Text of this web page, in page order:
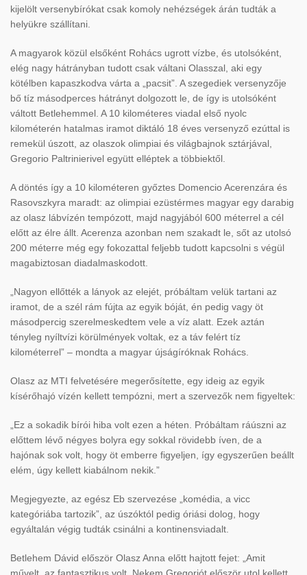
kijelölt versenybírókat csak komoly nehézségek árán tudták a
helyükre szállítani.
A magyarok közül elsőként Rohács ugrott vízbe, és utolsóként,
elég nagy hátrányban tudott csak váltani Olasszal, aki egy
kötélben kapaszkodva várta a „pacsit”. A szegediek versenyzője
bő tíz másodperces hátrányt dolgozott le, de így is utolsóként
váltott Betlehemmel. A 10 kilométeres viadal első nyolc
kilométerén hatalmas iramot diktáló 18 éves versenyző ezúttal is
remekül úszott, az olaszok olimpiai és világbajnok sztárjával,
Gregorio Paltrinierivel együtt elléptek a többiektől.
A döntés így a 10 kilométeren győztes Domencio Acerenzára és
Rasovszkyra maradt: az olimpiai ezüstérmes magyar egy darabig
az olasz lábvízén tempózott, majd nagyjából 600 méterrel a cél
előtt az élre állt. Acerenza azonban nem szakadt le, sőt az utolsó
200 méterre még egy fokozattal feljebb tudott kapcsolni s végül
magabiztosan diadalmaskodott.
„Nagyon ellőtték a lányok az elejét, próbáltam velük tartani az
iramot, de a szél rám fújta az egyik bóját, én pedig vagy öt
másodpercig szerelmeskedtem vele a víz alatt. Ezek aztán
tényleg nyíltvízi körülmények voltak, ez a táv felért tíz
kilométerrel” – mondta a magyar újságíróknak Rohács.
Olasz az MTI felvetésére megerősítette, egy ideig az egyik
kísérőhajó vízén kellett tempózni, mert a szervezők nem figyeltek:
„Ez a sokadik bírói hiba volt ezen a héten. Próbáltam ráúszni az
előttem lévő négyes bolyra egy sokkal rövidebb íven, de a
hajónak sok volt, hogy öt emberre figyeljen, így egyszerűen beállt
elém, úgy kellett kiabálnom nekik.”
Megjegyezte, az egész Eb szervezése „komédia, a vicc
kategóriába tartozik”, az úszóktól pedig óriási dolog, hogy
egyáltalán végig tudták csinálni a kontinensviadalt.
Betlehem Dávid először Olasz Anna előtt hajtott fejet: „Amit
művelt, az fantasztikus volt. Nekem Gregoriót először utol kellett